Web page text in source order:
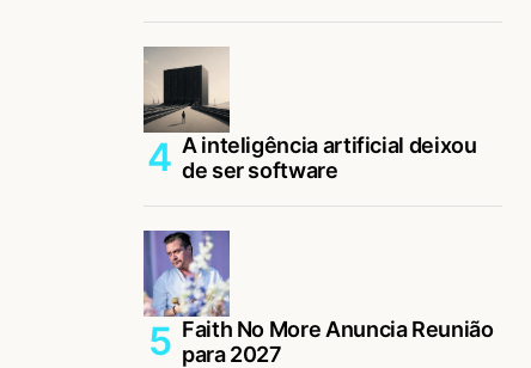
A inteligência artificial deixou
de ser software
Faith No More Anuncia Reunião
para 2027